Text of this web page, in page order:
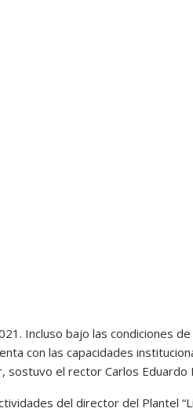
Incluso bajo las condiciones
con las capacidades
sostuvo el rector Carlos Eduardo
del director del Plantel